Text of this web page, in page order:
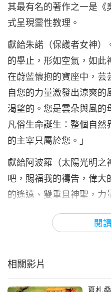
閱
其最有名的著作之一是
式呈現靈性教理。
獻給朱諾（保護者女神）
的舉止，形如空氣，如此
在蔚藍懷抱的寶座中，芸
自您的力量激發出涼爽
渴望的。您是雲朵與風
凡俗生命誕生：整個自然
的主宰只屬於您。」
獻給阿波羅（太陽光明之
吧，賜福我的禱告，偉大
的遙遠、雙重且神聖，力
默化。噢，德利安王，您
下的一切：您有著金黃鎖
示仁慈的心；因您審視無
相關影片